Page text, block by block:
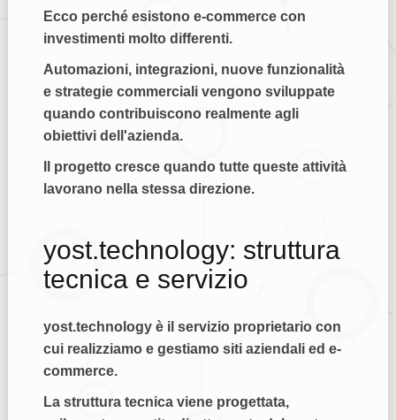
Ecco perché esistono e-commerce con
investimenti molto differenti.
Automazioni, integrazioni, nuove funzionalità
e strategie commerciali vengono sviluppate
quando contribuiscono realmente agli
obiettivi dell'azienda.
Il progetto cresce quando tutte queste attività
lavorano nella stessa direzione.
yost.technology: struttura
tecnica e servizio
yost.technologyè il servizio proprietario con
cui realizziamo e gestiamo siti aziendali ed e-
commerce.
La struttura tecnica viene progettata,